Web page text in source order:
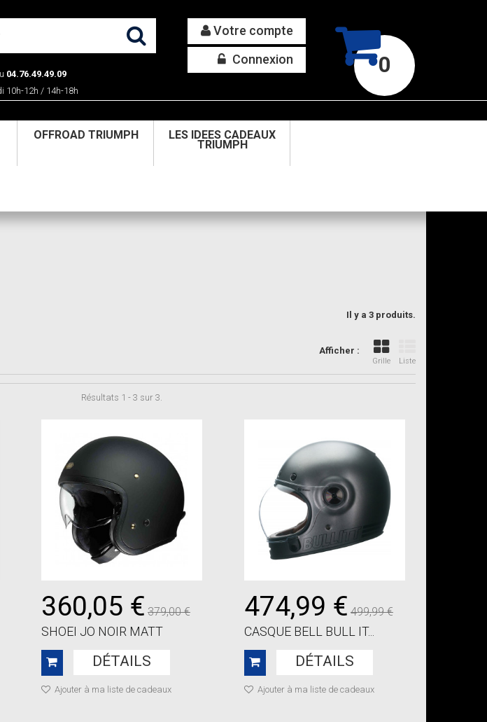
0
Votre compte
Connexion
04.76.49.49.09
10h-12h / 14h-18h
OFFROAD TRIUMPH LES IDEES CADEAUX
TRIUMPH
Il y a 3 produits.
Afficher :
Grille Liste
Résultats 1 - 3 sur 3.
360,05 € 379,00 €
SHOEI JO NOIR MATT
DÉTAILS
Ajouter à ma liste de cadeaux
474,99 € 499,99 €
CASQUE BELL BULL IT...
DÉTAILS
Ajouter à ma liste de cadeaux